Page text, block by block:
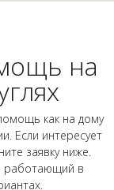
на
как на дому
Если интересует
заявку ниже.
работающий в